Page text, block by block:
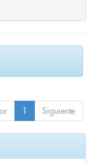
1 Siguiente